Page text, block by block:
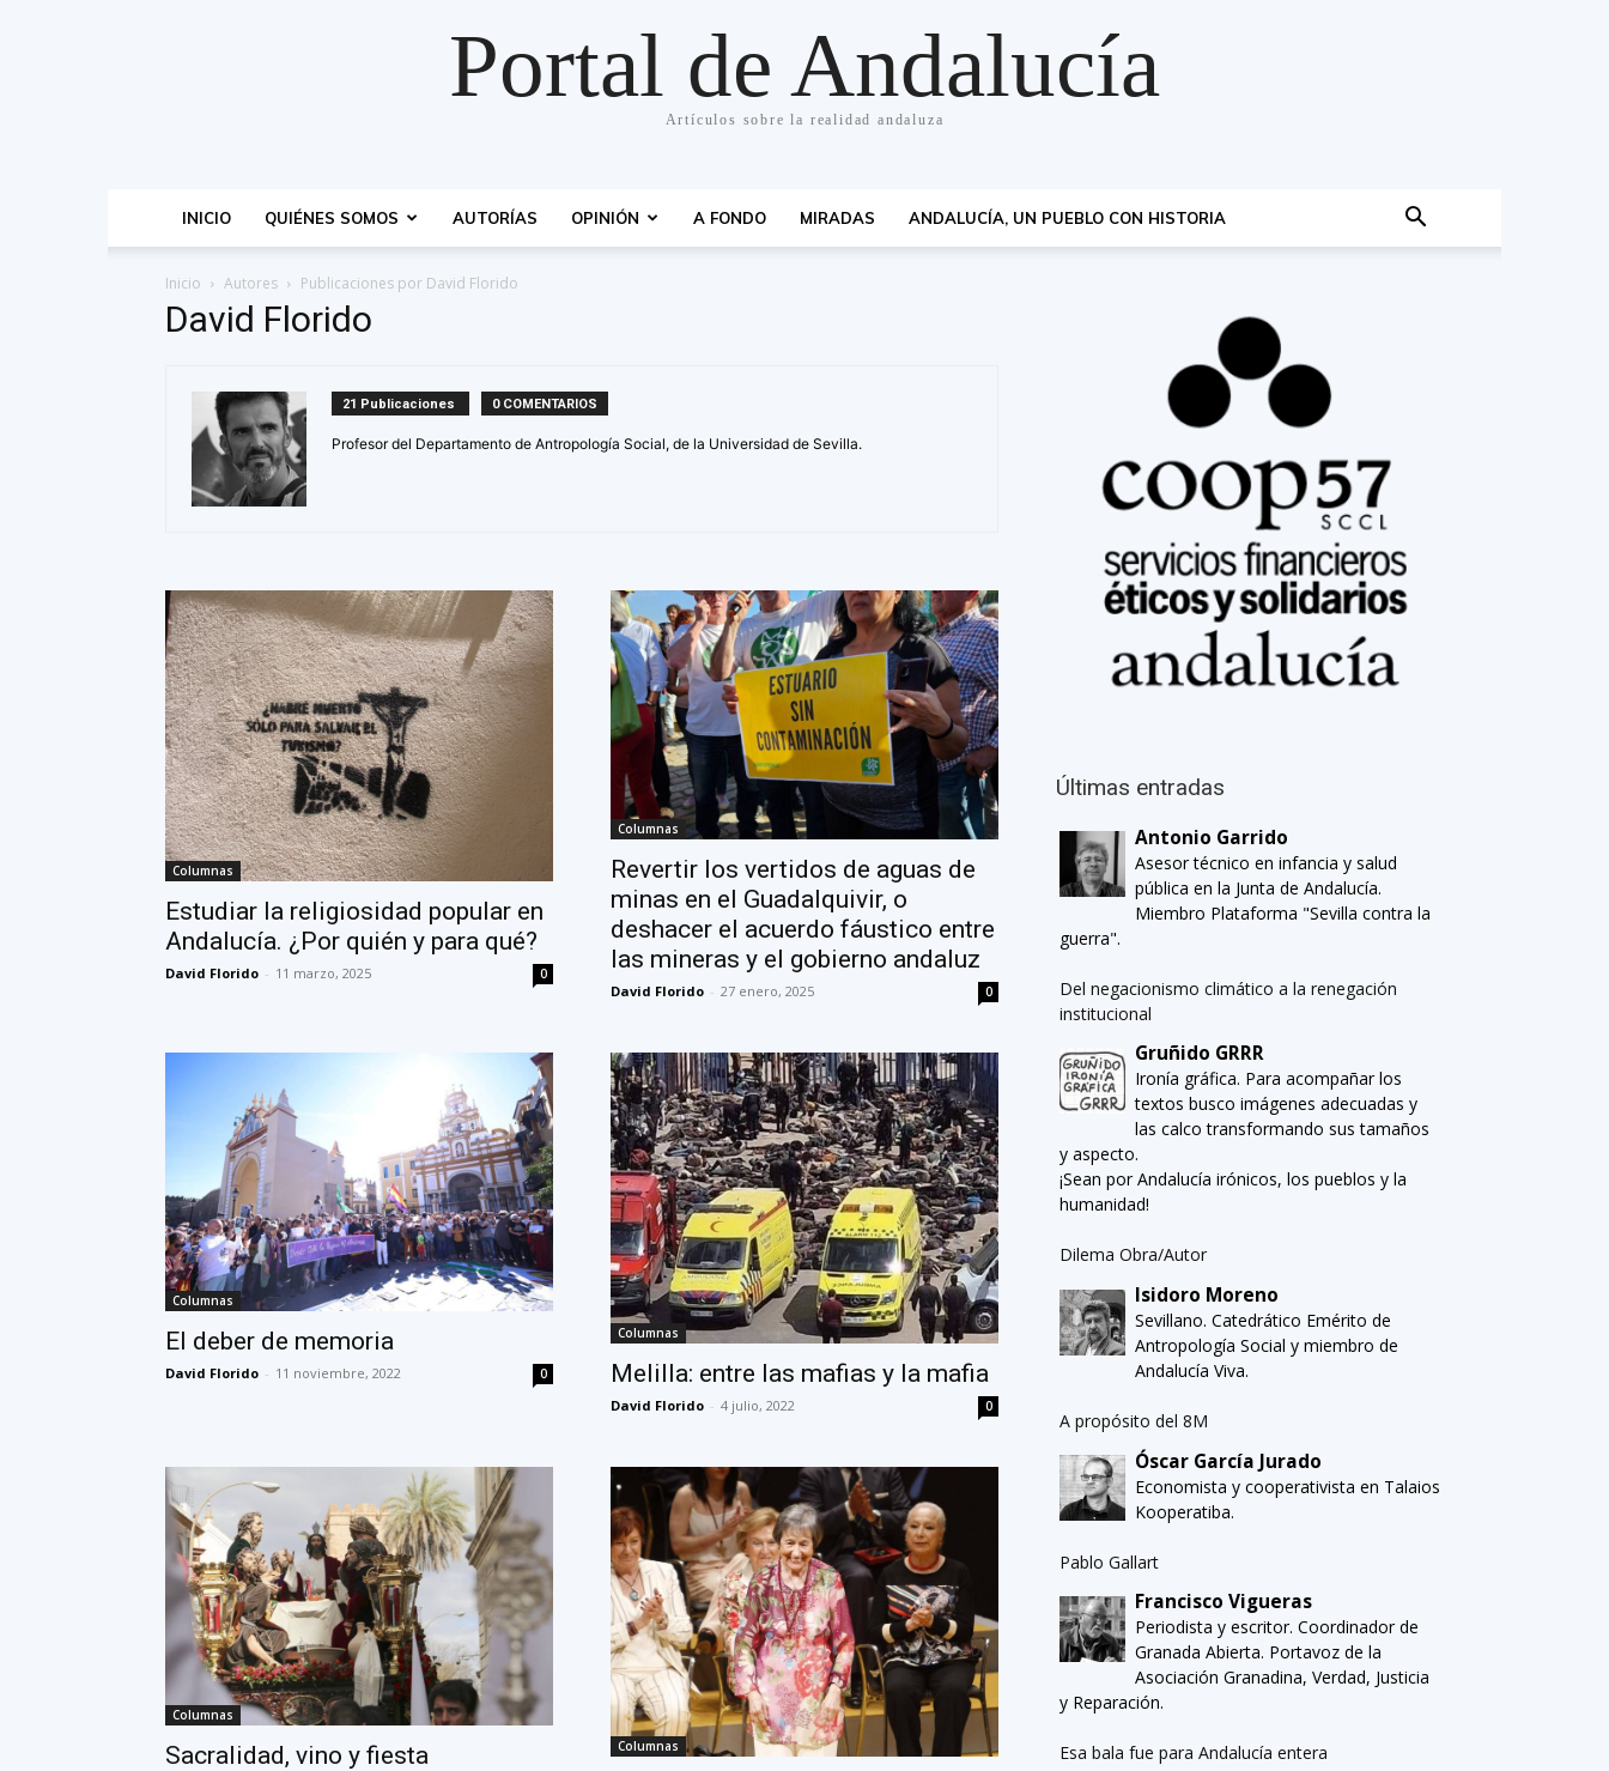
Portal de Andalucía
Artículos sobre la realidad andaluza
INICIO QUIÉNES SOMOS AUTORÍAS OPINIÓN A FONDO MIRADAS ANDALUCÍA, UN PUEBLO CON HISTORIA
Inicio Autores Publicaciones por David Florido
David Florido
21 Publicaciones 0 COMENTARIOS
Profesor del Departamento de Antropología Social, de la Universidad de Sevilla.
Columnas
Estudiar la religiosidad popular en
Andalucía. ¿Por quién y para qué?
David Florido - 11 marzo, 2025 0
Columnas
Revertir los vertidos de aguas de
minas en el Guadalquivir, o
deshacer el acuerdo fáustico entre
las mineras y el gobierno andaluz
David Florido - 27 enero, 2025 0
Columnas
El deber de memoria
David Florido - 11 noviembre, 2022 0
Columnas
Melilla: entre las mafias y la mafia
David Florido - 4 julio, 2022 0
Columnas
Sacralidad, vino y fiesta Columnas
Últimas entradas
Antonio Garrido
Asesor técnico en infancia y salud
pública en la Junta de Andalucía.
Miembro Plataforma "Sevilla contra la
guerra".
Del negacionismo climático a la renegación
institucional
Gruñido GRRR
Ironía gráfica. Para acompañar los
textos busco imágenes adecuadas y
las calco transformando sus tamaños
y aspecto.
¡Sean por Andalucía irónicos, los pueblos y la
humanidad!
Dilema Obra/Autor
Isidoro Moreno
Sevillano. Catedrático Emérito de
Antropología Social y miembro de
Andalucía Viva.
A propósito del 8M
Óscar García Jurado
Economista y cooperativista en Talaios
Kooperatiba.
Pablo Gallart
Francisco Vigueras
Periodista y escritor. Coordinador de
Granada Abierta. Portavoz de la
Asociación Granadina, Verdad, Justicia
y Reparación.
Esa bala fue para Andalucía entera